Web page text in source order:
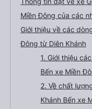
Miền Đông của các
Giới thiệu về các
Đông từ Diên Khánh
1. Giới thiệu
Bến xe Miền
2. Về chất
Khánh Bến xe